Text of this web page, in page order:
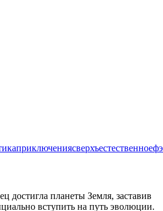
приключениясверхъестественное
достигла планеты Земля, заставив
вступить на путь эволюции.